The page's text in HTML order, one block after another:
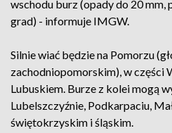
wschodu burz (opady do 20
grad) - informuje IMGW.
Silnie wiać będzie na Pomorzu
zachodniopomorskim), w części
Lubuskiem. Burze z kolei mogą
Lubelszczyźnie, Podkarpaciu,
świętokrzyskim i śląskim.